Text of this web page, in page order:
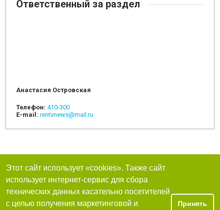
Ответственный за раздел
Анастасия Островская
Телефон: 410-300
E-mail: rentvnews@mail.ru
Этот сайт использует «cookies». Также сайт
использует интернет-сервис для сбора
технических данных касательно посетителей
с целью получения маркетинговой и
Принять